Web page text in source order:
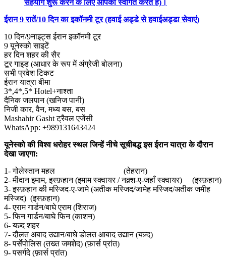
सहयोग शुरू करने के लिए आपका स्वागत करते हैं)।
ईरान 9 रातें/10 दिन का इकॉनमी टूर (हवाई अड्डे से हवाईअड्डा सेवाएं)
10 दिन/9नाइट्स ईरान इकॉनमी टूर
9 यूनेस्को साइटें
हर दिन शहर की सैर
टूर गाइड (आधार के रूप में अंग्रेजी बोलना)
सभी प्रवेश टिकट
ईरान यात्रा बीमा
3*,4*,5* Hotel+नाश्ता
दैनिक जलपान (खनिज पानी)
निजी कार, वैन, मध्य बस, बस
Mashahir Gasht ट्रैवल एजेंसी
WhatsApp: +989131643424
यूनेस्को की विश्व धरोहर स्थल जिन्हें नीचे सूचीबद्ध इस ईरान यात्रा के दौरान
देखा जाएगा:
1- गोलेस्तान महल (तेहरान)
2- मीदान इमाम, इस्फ़हान (इमाम स्क्वायर / नक़्श-ए-जहाँ स्क्वायर) (इस्फ़हान)
3- इस्फ़हान की मस्जिद-ए-जामे (अतीक मस्जिद/जामेह मस्जिद/अतीक जमीह
मस्जिद) (इस्फ़हान)
4- एराम गार्डन/बाघे एराम (शिराज)
5- फिन गार्डन/बाघे फिन (काशन)
6- यज़्द शहर
7- दौलत अबाद उद्यान/बाघे डोलत आबाद उद्यान (यज़्द)
8- पर्सेपोलिस (तख्त जमशेद) (फ़ार्स प्रांत)
9- पसर्गदे (फ़ार्स प्रांत)